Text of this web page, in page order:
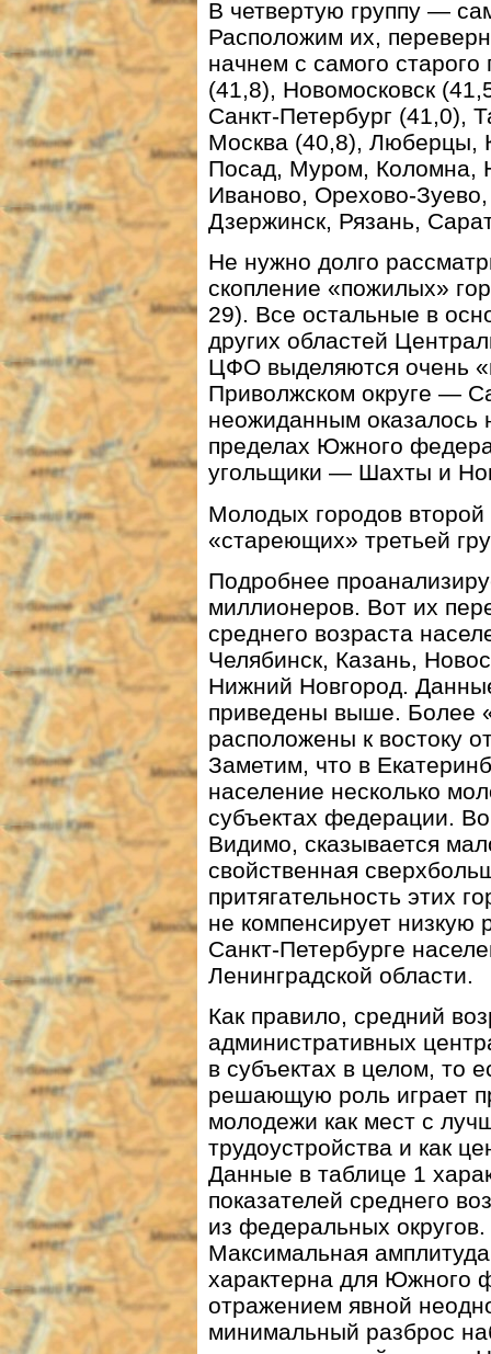
В четвертую группу —
Расположим их,
начнем с самого
(41,8), Новомосковск
Санкт-Петербург (41,0),
Москва (40,8), Люберцы,
Посад, Муром, Коломна,
Иваново, Орехово-
Дзержинск, Рязань,
Не нужно долго
скопление «пожилых»
29). Все остальные в
других областей
ЦФО выделяются очень
Приволжском округе —
неожиданным оказалось
пределах Южного
угольщики — Шахты и
Молодых городов второй
«стареющих» третьей
Подробнее
миллионеров. Вот их
среднего возраста
Челябинск, Казань,
Нижний Новгород.
приведены выше. Более
расположены к востоку
Заметим, что в
население несколько
субъектах федерации.
Видимо, сказывается
свойственная
притягательность этих
не компенсирует низкую
Санкт-Петербурге
Ленинградской области.
Как правило, средний
административных
в субъектах в целом, то
решающую роль играет
молодежи как мест с
трудоустройства и как
Данные в таблице 1
показателей среднего
из федеральных
Максимальная
характерна для Южного
отражением явной
минимальный разброс